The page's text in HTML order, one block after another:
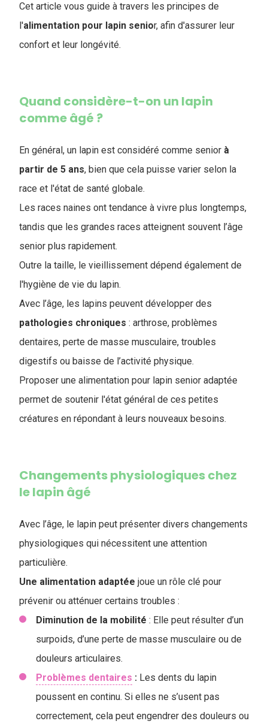
Cet article vous guide à travers les principes de
l'alimentation pour lapin senior, afin d'assurer leur
confort et leur longévité.
Quand considère-t-on un lapin
comme âgé ?
En général, un lapin est considéré comme senior à
partir de 5 ans, bien que cela puisse varier selon la
race et l'état de santé globale.
Les races naines ont tendance à vivre plus longtemps,
tandis que les grandes races atteignent souvent l’âge
senior plus rapidement.
Outre la taille, le vieillissement dépend également de
l'hygiène de vie du lapin.
Avec l’âge, les lapins peuvent développer des
pathologies chroniques : arthrose, problèmes
dentaires, perte de masse musculaire, troubles
digestifs ou baisse de l’activité physique.
Proposer une alimentation pour lapin senior adaptée
permet de soutenir l'état général de ces petites
créatures en répondant à leurs nouveaux besoins.
Changements physiologiques chez
le lapin âgé
Avec l’âge, le lapin peut présenter divers changements
physiologiques qui nécessitent une attention
particulière.
Une alimentation adaptée joue un rôle clé pour
prévenir ou atténuer certains troubles :
Diminution de la mobilité : Elle peut résulter d’un
surpoids, d’une perte de masse musculaire ou de
douleurs articulaires.
Problèmes dentaires : Les dents du lapin
poussent en continu. Si elles ne s’usent pas
correctement, cela peut engendrer des douleurs ou